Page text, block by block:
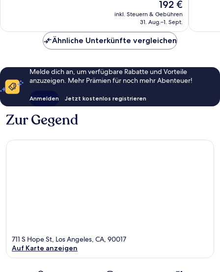
Der
Preis
beträgt
192 €
inkl. Steuern & Gebühren
31. Aug.–1. Sept.
Ähnliche Unterkünfte vergleichen
Melde dich an, um verfügbare Rabatte und Vorteile
anzuzeigen. Mehr Prämien für noch mehr Abenteuer!
Anmelden Jetzt kostenlos registrieren
Zur Gegend
711 S Hope St, Los Angeles, CA, 90017
Auf Karte anzeigen